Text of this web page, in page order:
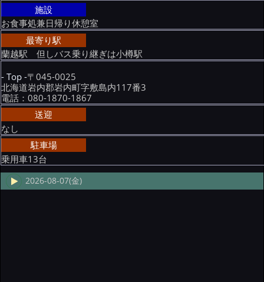
施設
お食事処兼日帰り休憩室
最寄り駅
蘭越駅 但しバス乗り継ぎは小樽駅
- Top -〒045-0025
北海道岩内郡岩内町字敷島内117番3
電話：080-1870-1867
送迎
なし
駐車場
乗用車13台
2026-08-07(金)